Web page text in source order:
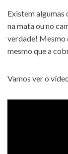
Existem algumas
na mata ou no
verdade! Mesmo
mesmo que a
Vamos ver o